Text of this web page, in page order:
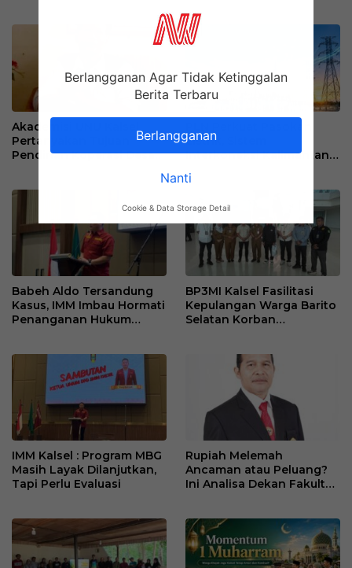
Akademisi UNU Kalsel
Pertanyakan Tujuan
Pendirian Koperasi Desa
Listrik, Sistem
Interkoneksi Kalimantan
Babeh Aldo Tersandung
Kasus, IMM Imbau Hormati
Penanganan Hukum
BP3MI Kalsel Fasilitasi
Kepulangan Warga Barito
Selatan Korban
IMM Kalsel : Program MBG
Masih Layak Dilanjutkan,
Tapi Perlu Evaluasi
Rupiah Melemah
Ancaman atau Peluang?
Ini Analisa Dekan Fakultas
Berlangganan Agar Tidak Ketinggalan
Berita Terbaru
Berlangganan
Nanti
Cookie & Data Storage Detail